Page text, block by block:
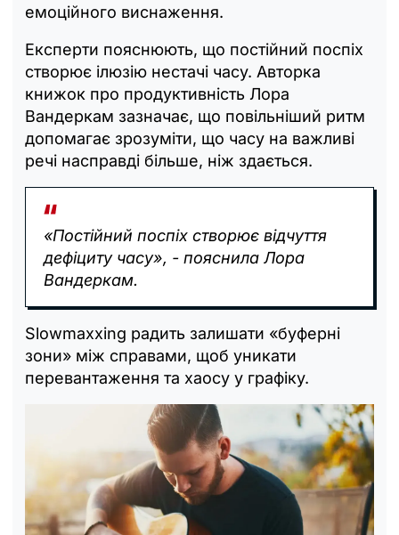
емоційного виснаження.
Експерти пояснюють, що постійний поспіх
створює ілюзію нестачі часу. Авторка
книжок про продуктивність Лора
Вандеркам зазначає, що повільніший ритм
допомагає зрозуміти, що часу на важливі
речі насправді більше, ніж здається.
«Постійний поспіх створює відчуття
дефіциту часу», - пояснила Лора
Вандеркам.
Slowmaxxing радить залишати «буферні
зони» між справами, щоб уникати
перевантаження та хаосу у графіку.